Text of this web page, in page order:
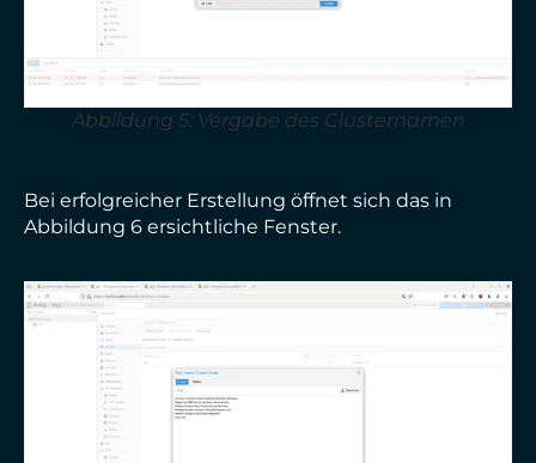
Abbildung 5: Vergabe des Clusternamen
Bei erfolgreicher Erstellung öffnet sich das in
Abbildung 6 ersichtliche Fenster.